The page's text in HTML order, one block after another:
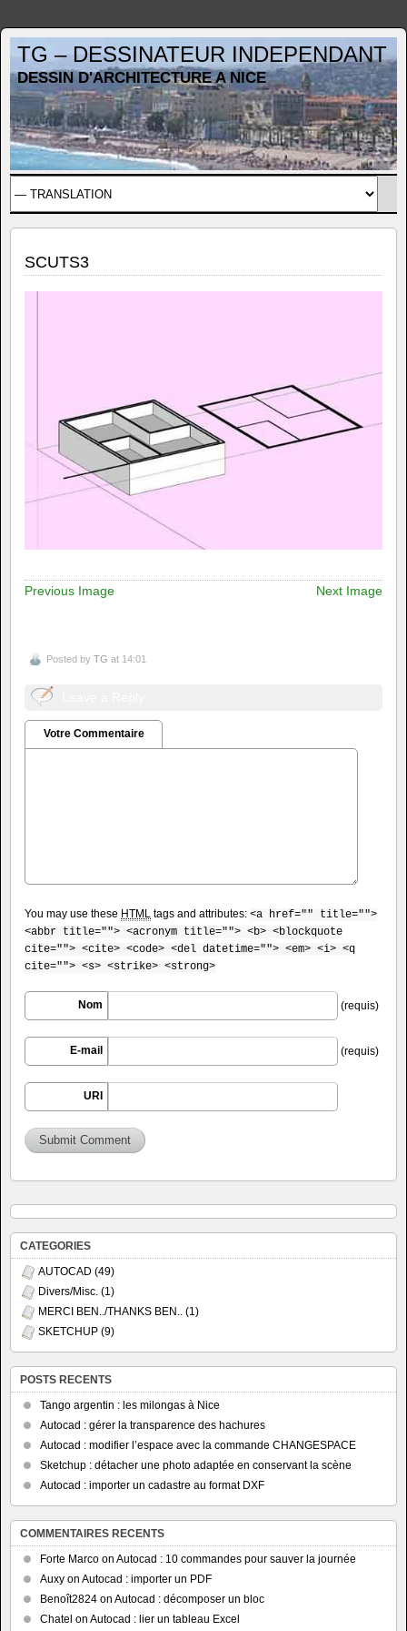
TG – DESSINATEUR INDEPENDANT
DESSIN D'ARCHITECTURE A NICE
SCUTS3
Previous Image Next Image
Posted by TG at 14:01
Votre Commentaire
You may use these HTML tags and attributes: <a href="" title="">
<abbr title=""> <acronym title=""> <b> <blockquote
cite=""> <cite> <code> <del datetime=""> <em> <i> <q
cite=""> <s> <strike> <strong>
Nom (requis)
E-mail (requis)
URI
CATEGORIES
AUTOCAD (49)
Divers/Misc. (1)
MERCI BEN../THANKS BEN.. (1)
SKETCHUP (9)
POSTS RECENTS
Tango argentin : les milongas à Nice
Autocad : gérer la transparence des hachures
Autocad : modifier l’espace avec la commande CHANGESPACE
Sketchup : détacher une photo adaptée en conservant la scène
Autocad : importer un cadastre au format DXF
COMMENTAIRES RECENTS
Forte Marco on Autocad : 10 commandes pour sauver la journée
Auxy on Autocad : importer un PDF
Benoît2824 on Autocad : décomposer un bloc
Chatel on Autocad : lier un tableau Excel